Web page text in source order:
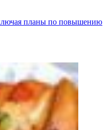
планы по повышению